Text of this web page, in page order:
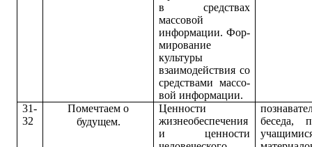
в средствах
массовой
информации. Фор­
мирование
культуры
взаимодействия со
средствами массо­
вой информации.
31-
32
Помечтаем о
будущем.
Ценности
жизнеобеспечения
и ценности
беседа,